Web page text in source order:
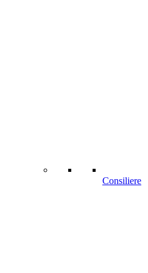
Consiliere